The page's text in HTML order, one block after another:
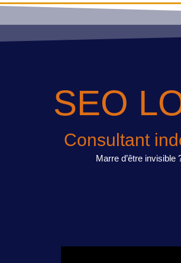
SEO
Consultant
Marre d’être